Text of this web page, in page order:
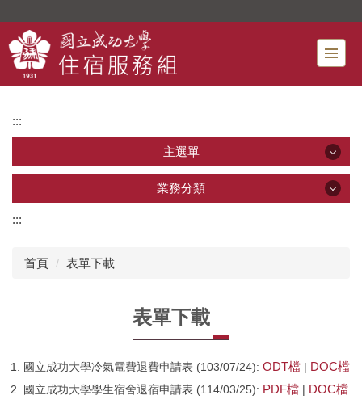
主
要
內
區
:::
主選單
主選單
行事曆
法規與SOP
業務分類
住宿費減免
工程類進度
:::
首頁 表單下載
表單下載
國立成功大學冷氣電費退費申請表 (103/07/24): ODT檔 | DOC檔
國立成功大學學生宿舍退宿申請表 (114/03/25): PDF檔 | DOC檔